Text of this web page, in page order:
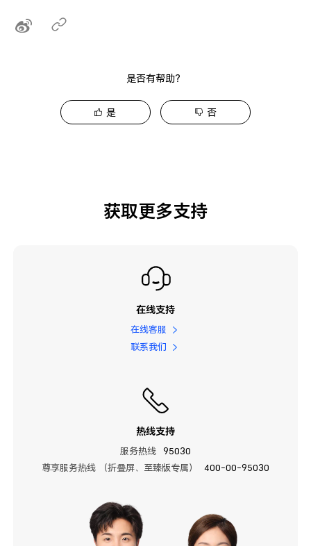
是否有帮助？
是 否
获取更多支持
在线支持
在线客服
联系我们
热线支持
服务热线
95030
尊享服务热线 （折叠屏、至臻版专属）
400-00-95030